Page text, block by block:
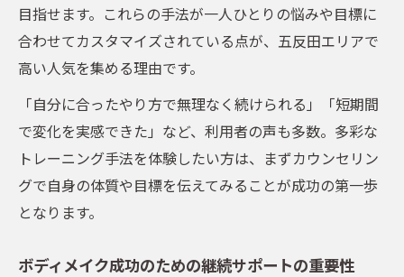
目指せます。これらの手法が一人ひとりの悩みや目標に
合わせてカスタマイズされている点が、五反田エリアで
高い人気を集める理由です。
「自分に合ったやり方で無理なく続けられる」「短期間
で変化を実感できた」など、利用者の声も多数。多彩な
トレーニング手法を体験したい方は、まずカウンセリン
グで自身の体質や目標を伝えてみることが成功の第一歩
となります。
ボディメイク成功のための継続サポートの重要性